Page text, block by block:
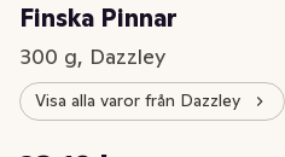
Finska Pinnar
300 g, Dazzley
Visa alla varor från Dazzley